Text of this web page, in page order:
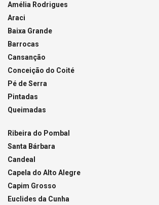
Amélia Rodrigues
Araci
Baixa Grande
Barrocas
Cansanção
Conceição do Coité
Pé de Serra
Pintadas
Queimadas
Ribeira do Pombal
Santa Bárbara
Candeal
Capela do Alto Alegre
Capim Grosso
Euclides da Cunha